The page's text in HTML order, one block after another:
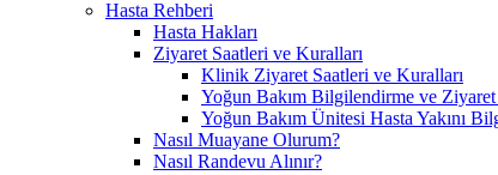
Hasta Rehberi
Hasta Hakları
Ziyaret Saatleri ve Kuralları
Klinik Ziyaret Saatleri ve Kuralları
Yoğun Bakım Bilgilendirme ve Ziyaret
Yoğun Bakım Ünitesi Hasta Yakını
Nasıl Muayane Olurum?
Nasıl Randevu Alınır?